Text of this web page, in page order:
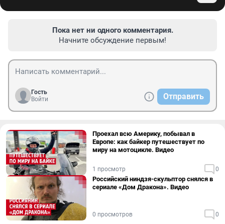
Пока нет ни одного комментария.
Начните обсуждение первым!
Гость
Войти
Отправить
Проехал всю Америку, побывал в
Европе: как байкер путешествует по
миру на мотоцикле. Видео
1 просмотр 0
Российский ниндзя-скульптор снялся в
сериале «Дом Дракона». Видео
0 просмотров 0